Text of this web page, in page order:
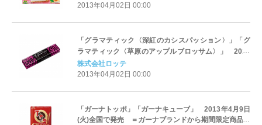
2013年04月02日 00:00
「グラマティック〈深紅のカシスパッション〉」「グ
ラマティック〈草原のアップルブロッサム〉」 2013
年4月23日(火)より全国で発売 ＝2013春夏のファッ
ショントレンドを取り入れたガム＝
株式会社ロッテ
2013年04月02日 00:00
「ガーナトッポ」「ガーナキューブ」 2013年4月9日
(火)全国で発売 ＝ガーナブランドから期間限定商品を